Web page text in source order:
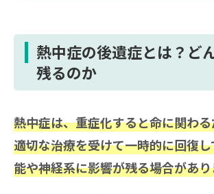
熱中症の後遺症とは？ど
残るのか
熱中症は、重症化すると命に関わ
適切な治療を受けて一時的に回復
能や神経系に影響が残る場合があり